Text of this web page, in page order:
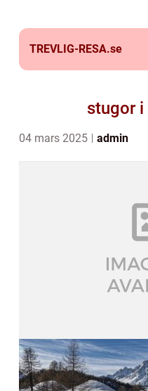
TREVLIG-RESA.se
stugor i
04 mars 2025 admin